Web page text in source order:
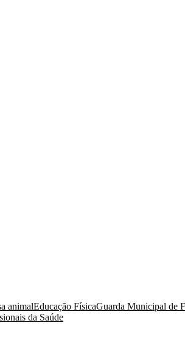
animalEducação FísicaGuarda Municipal de
da Saúde